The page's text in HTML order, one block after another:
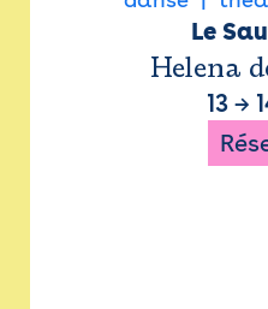
Le
Helena
13 →